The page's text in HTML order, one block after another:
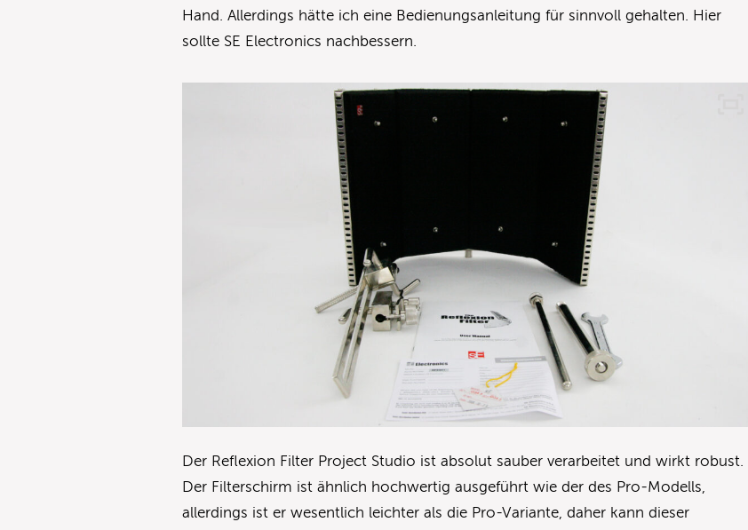
Hand. Allerdings hätte ich eine Bedienungsanleitung für sinnvoll gehalten. Hier
sollte SE Electronics nachbessern.
Der Reflexion Filter Project Studio ist absolut sauber verarbeitet und wirkt robust.
Der Filterschirm ist ähnlich hochwertig ausgeführt wie der des Pro-Modells,
allerdings ist er wesentlich leichter als die Pro-Variante, daher kann dieser